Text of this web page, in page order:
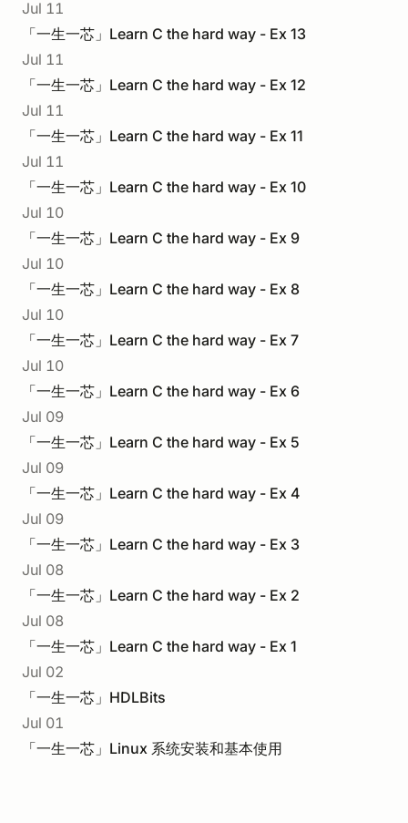
Jul 11
「一生一芯」Learn C the hard way - Ex 13
Jul 11
「一生一芯」Learn C the hard way - Ex 12
Jul 11
「一生一芯」Learn C the hard way - Ex 11
Jul 11
「一生一芯」Learn C the hard way - Ex 10
Jul 10
「一生一芯」Learn C the hard way - Ex 9
Jul 10
「一生一芯」Learn C the hard way - Ex 8
Jul 10
「一生一芯」Learn C the hard way - Ex 7
Jul 10
「一生一芯」Learn C the hard way - Ex 6
Jul 09
「一生一芯」Learn C the hard way - Ex 5
Jul 09
「一生一芯」Learn C the hard way - Ex 4
Jul 09
「一生一芯」Learn C the hard way - Ex 3
Jul 08
「一生一芯」Learn C the hard way - Ex 2
Jul 08
「一生一芯」Learn C the hard way - Ex 1
Jul 02
「一生一芯」HDLBits
Jul 01
「一生一芯」Linux 系统安装和基本使用